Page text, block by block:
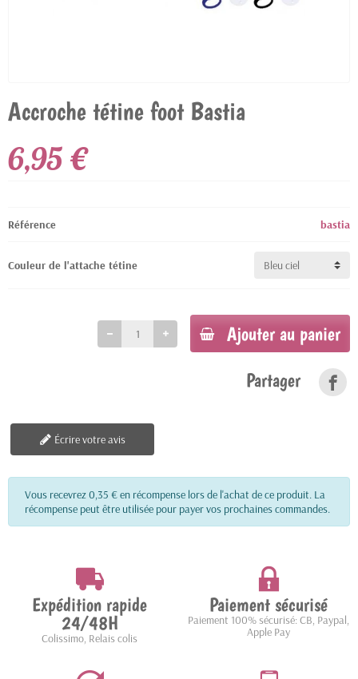
Accroche tétine foot Bastia
6,95 €
Référence bastia
Couleur de l'attache tétine
Ajouter au panier
Partager
Écrire votre avis
Vous recevrez 0,35 € en récompense lors de l'achat de ce produit. La
récompense peut être utilisée pour payer vos prochaines commandes.
Expédition rapide
24/48H
Colissimo, Relais colis
Paiement sécurisé
Paiement 100% sécurisé: CB, Paypal,
Apple Pay